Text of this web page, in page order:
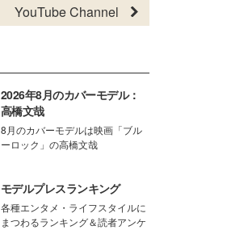
YouTube Channel
2026年8月のカバーモデル：
高橋文哉
8月のカバーモデルは映画「ブル
ーロック」の高橋文哉
モデルプレスランキング
各種エンタメ・ライフスタイルに
まつわるランキング＆読者アンケ